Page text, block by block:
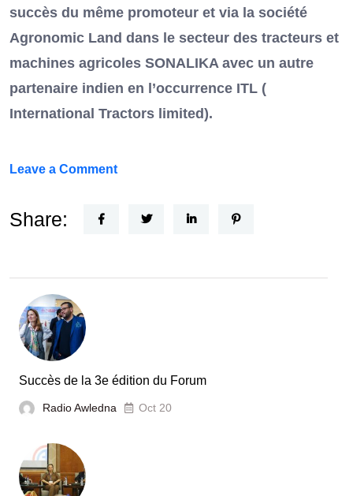
succès du même promoteur et via la société
Agronomic Land dans le secteur des tracteurs et
machines agricoles SONALIKA avec un autre
partenaire indien en l’occurrence ITL (
International Tractors limited).
Leave a Commenton
Nouvel
le
Tunisie
Share:
Succès de la 3e édition du Forum
Radio Awledna Oct 20